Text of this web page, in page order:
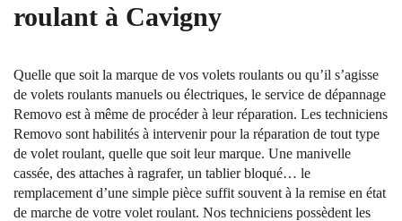
roulant à Cavigny
Quelle que soit la marque de vos volets roulants ou qu’il s’agisse
de volets roulants manuels ou électriques, le service de dépannage
Removo est à même de procéder à leur réparation. Les techniciens
Removo sont habilités à intervenir pour la réparation de tout type
de volet roulant, quelle que soit leur marque. Une manivelle
cassée, des attaches à ragrafer, un tablier bloqué… le
remplacement d’une simple pièce suffit souvent à la remise en état
de marche de votre volet roulant. Nos techniciens possèdent les